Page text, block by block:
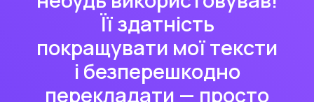
Її здатність
покращувати мої тексти
і безперешкодно
перекладати — просто